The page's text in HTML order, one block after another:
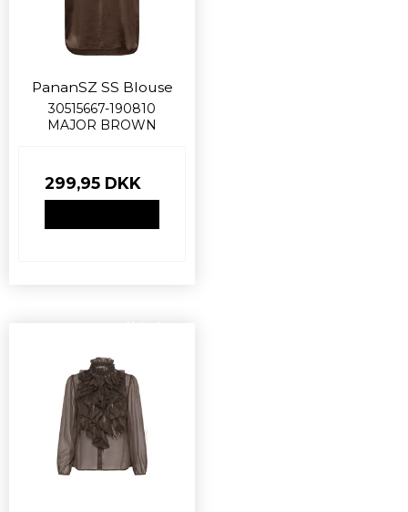
PananSZ SS Blouse
30515667-190810
MAJOR BROWN
299,95 DKK